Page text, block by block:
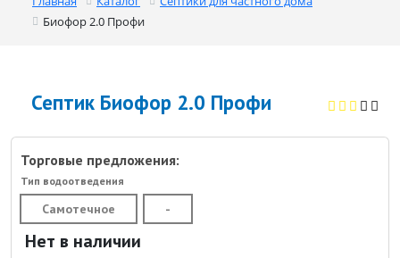
Биофор 2.0 Профи
Септик Биофор 2.0 Профи
Торговые предложения:
Тип водоотведения
Самотечное -
Нет в наличии